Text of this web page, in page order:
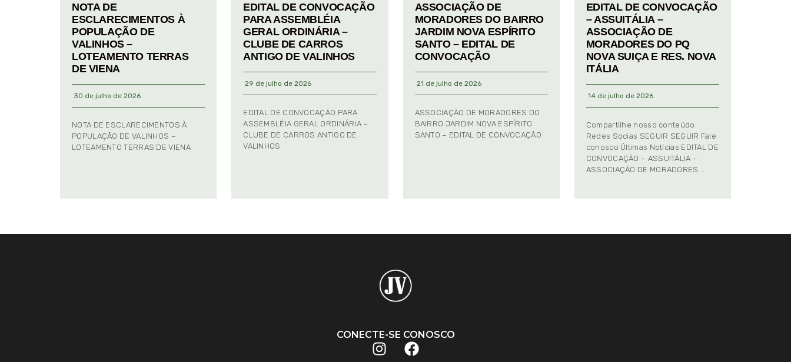
NOTA DE
ESCLARECIMENTOS À
POPULAÇÃO DE
VALINHOS –
LOTEAMENTO TERRAS
DE VIENA
30 de julho de 2026
NOTA DE ESCLARECIMENTOS À
POPULAÇÃO DE VALINHOS –
LOTEAMENTO TERRAS DE VIENA
EDITAL DE CONVOCAÇÃO
PARA ASSEMBLÉIA
GERAL ORDINÁRIA –
CLUBE DE CARROS
ANTIGO DE VALINHOS
29 de julho de 2026
EDITAL DE CONVOCAÇÃO PARA
ASSEMBLÉIA GERAL ORDINÁRIA –
CLUBE DE CARROS ANTIGO DE
VALINHOS
ASSOCIAÇÃO DE
MORADORES DO BAIRRO
JARDIM NOVA ESPÍRITO
SANTO – EDITAL DE
CONVOCAÇÃO
21 de julho de 2026
ASSOCIAÇÃO DE MORADORES DO
BAIRRO JARDIM NOVA ESPÍRITO
SANTO – EDITAL DE CONVOCAÇÃO
EDITAL DE CONVOCAÇÃO
– ASSUITÁLIA –
ASSOCIAÇÃO DE
MORADORES DO PQ
NOVA SUIÇA E RES. NOVA
ITÁLIA
14 de julho de 2026
Compartilhe nosso conteúdo:
Redes Socias SEGUIR SEGUIR Fale
conosco Últimas Notícias EDITAL DE
CONVOCAÇÃO – ASSUITÁLIA –
ASSOCIAÇÃO DE MORADORES …
CONECTE-SE CONOSCO